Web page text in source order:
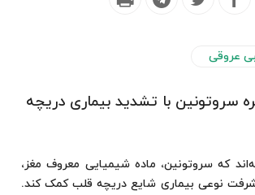
عروقی
سروتونین با تشدید بیماری دریچه
که سروتونین، ماده شیمیایی معروف مغز،
نوعی بیماری شایع دریچه قلب کمک کند.